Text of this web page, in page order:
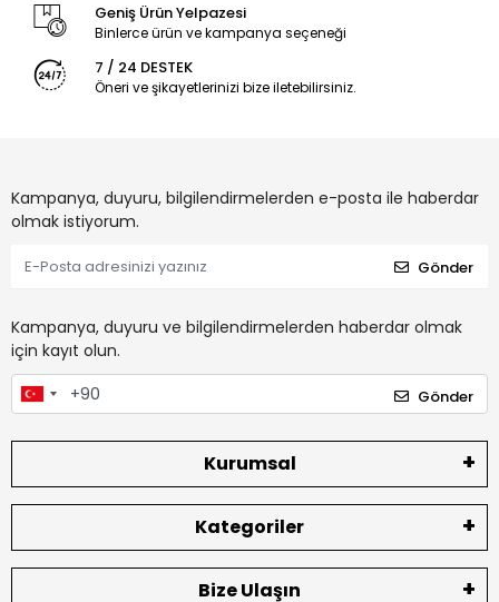
Geniş Ürün Yelpazesi
Binlerce ürün ve kampanya seçeneği
7 / 24 DESTEK
Öneri ve şikayetlerinizi bize iletebilirsiniz.
Kampanya, duyuru, bilgilendirmelerden e-posta ile haberdar
olmak istiyorum.
Gönder
Kampanya, duyuru ve bilgilendirmelerden haberdar olmak
için kayıt olun.
Gönder
Kurumsal
Kategoriler
Bize Ulaşın